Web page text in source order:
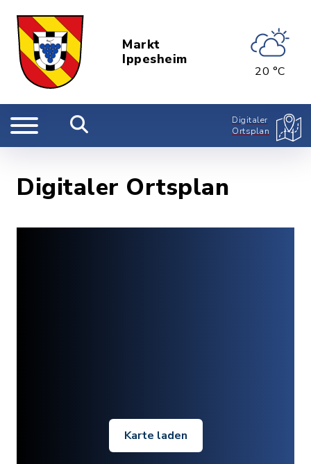
Markt
Ippesheim
20 °C
Digitaler
Ortsplan
Digitaler Ortsplan
Karte laden